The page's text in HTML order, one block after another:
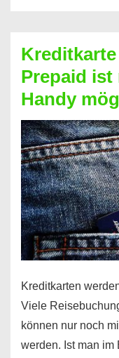
Neueröffnung
trotz
Schufaeintrag
möglich
Prepaid
Handy
Kreditkarten
Viele
können nur noch
werden. Ist man im